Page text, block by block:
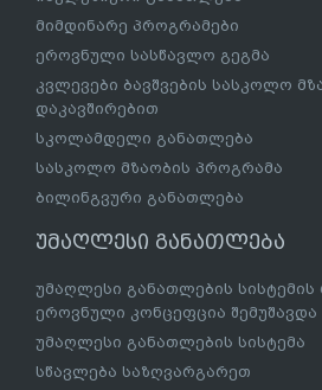
მიმდინარე პროგრამები
ეროვნული სასწავლო გეგმა
კვლევები ბავშვების სასკოლო
დაკავშირებით
სკოლამდელი განათლება
სასკოლო მზაობის პროგრამა
ბილინგვური განათლება
უმაღლესი განათლება
უმაღლესი განათლების
ეროვნული კონცეფცია შემუშავდა
უმაღლესი განათლების სისტემა
სწავლება საზღვარგარეთ